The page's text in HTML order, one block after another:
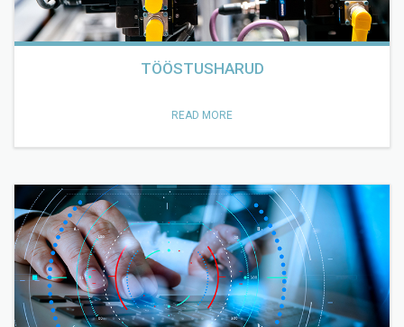
TÖÖSTUSHARUD
READ MORE